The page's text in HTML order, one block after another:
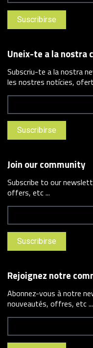
Uneix-te a la nostra
Subscriu-te a la nostra
les nostres notícies,
Join our community
Subscribe to our
offers, etc ...
Rejoignez notre
Abonnez-vous à notre
nouveautés, offres, etc ...